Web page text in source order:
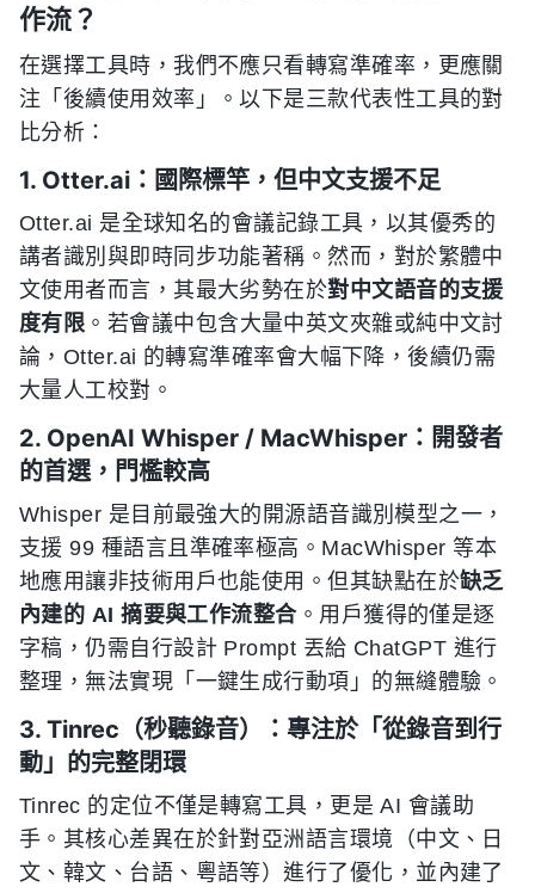
作流？
在選擇工具時，我們不應只看轉寫準確率，更應關
注「後續使用效率」。以下是三款代表性工具的對
比分析：
1. Otter.ai：國際標竿，但中文支援不足
Otter.ai 是全球知名的會議記錄工具，以其優秀的
講者識別與即時同步功能著稱。然而，對於繁體中
文使用者而言，其最大劣勢在於對中文語音的支援
度有限 。若會議中包含大量中英文夾雜或純中文討
論，Otter.ai 的轉寫準確率會大幅下降，後續仍需
大量人工校對。
2. OpenAI Whisper / MacWhisper：開發者
的首選，門檻較高
Whisper 是目前最強大的開源語音識別模型之一，
支援 99 種語言且準確率極高。MacWhisper 等本
地應用讓非技術用戶也能使用。但其缺點在於缺乏
內建的 AI 摘要與工作流整合。用戶獲得的僅是逐
字稿，仍需自行設計 Prompt 丟給 ChatGPT 進行
整理，無法實現「一鍵生成行動項」的無縫體驗。
3. Tinrec（秒聽錄音）：專注於「從錄音到行
動」的完整閉環
Tinrec 的定位不僅是轉寫工具，更是 AI 會議助
手。其核心差異在於針對亞洲語言環境（中文、日
文、韓文、台語、粵語等）進行了優化，並內建了